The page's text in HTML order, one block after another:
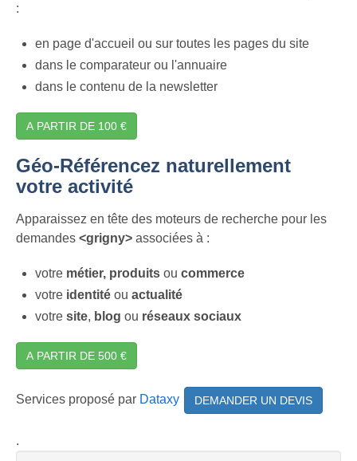
:
en page d'accueil ou sur toutes les pages du site
dans le comparateur ou l'annuaire
dans le contenu de la newsletter
A PARTIR DE 100 €
Géo-Référencez naturellement
votre activité
Apparaissez en tête des moteurs de recherche pour les
demandes <grigny> associées à :
votre métier, produits ou commerce
votre identité ou actualité
votre site, blog ou réseaux sociaux
A PARTIR DE 500 €
Services proposé par Dataxy DEMANDER UN DEVIS
.